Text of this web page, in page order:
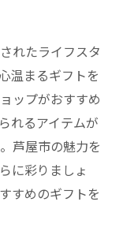
れたライフスタ
温まるギフトを
ップがおすすめ
れるアイテムが
芦屋市の魅力を
に彩りましょ
すめのギフトを